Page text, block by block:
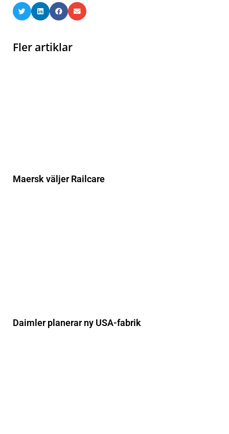
Fler artiklar
Maersk väljer Railcare
Daimler planerar ny USA-fabrik